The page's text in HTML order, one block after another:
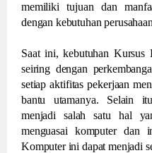
memiliki tujuan dan
dengan kebutuhan
Saat ini, kebutuhan Kursus
seiring dengan
setiap aktifitas pekerjaan
bantu utamanya. Selain
menjadi salah satu hal
menguasai komputer dan
Komputer ini dapat menjadi